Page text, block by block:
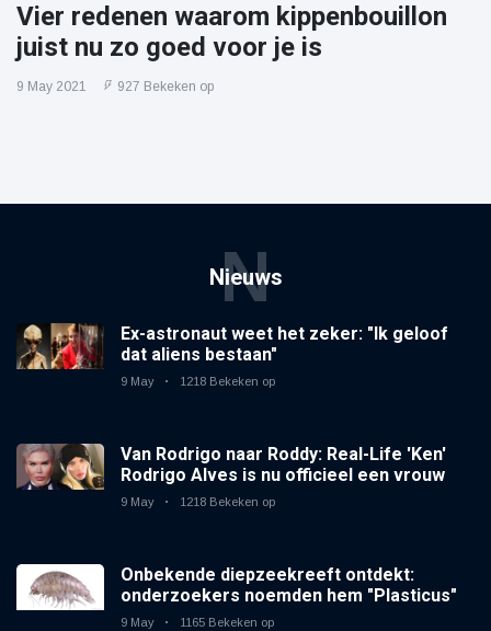
Vier redenen waarom kippenbouillon
juist nu zo goed voor je is
9 May 2021 927 Bekeken op
Nieuws
N
Ex-astronaut weet het zeker: "Ik geloof
dat aliens bestaan"
9 May 1218 Bekeken op
Van Rodrigo naar Roddy: Real-Life 'Ken'
Rodrigo Alves is nu officieel een vrouw
9 May 1218 Bekeken op
Onbekende diepzeekreeft ontdekt:
onderzoekers noemden hem "Plasticus"
9 May 1165 Bekeken op